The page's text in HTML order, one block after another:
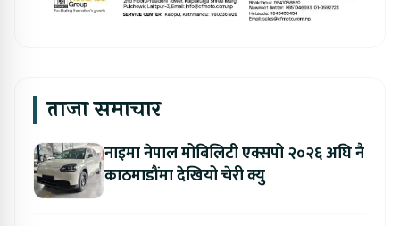
ताजा समाचार
नाइमा नेपाल मोबिलिटी एक्सपो २०२६ अघि नै
काठमाडौंमा देखियो चेरी क्यु